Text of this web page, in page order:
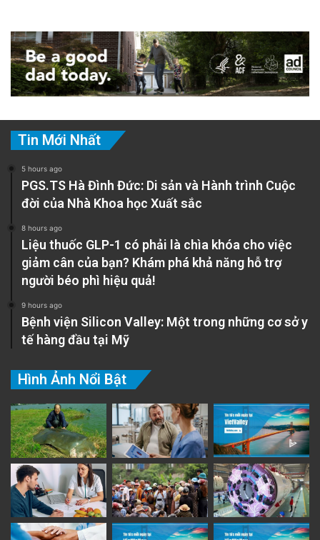
Tin Mới Nhất
5 hours ago
PGS.TS Hà Đình Đức: Di sản và Hành trình Cuộc
đời của Nhà Khoa học Xuất sắc
8 hours ago
Liệu thuốc GLP-1 có phải là chìa khóa cho việc
giảm cân của bạn? Khám phá khả năng hỗ trợ
người béo phì hiệu quả!
9 hours ago
Bệnh viện Silicon Valley: Một trong những cơ sở y
tế hàng đầu tại Mỹ
Hình Ảnh Nổi Bật